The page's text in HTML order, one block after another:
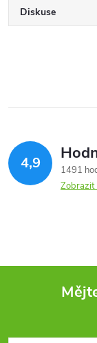
Diskuse
4,9
1491
Zobrazit